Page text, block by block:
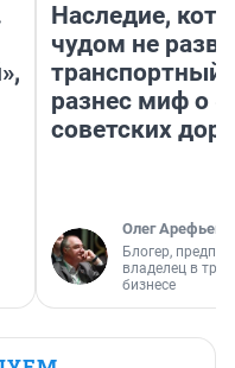
Наследие,
чудом не
транспортный
разнес миф о
советских
Олег Арефьев
Блогер,
владелец в
бизнесе